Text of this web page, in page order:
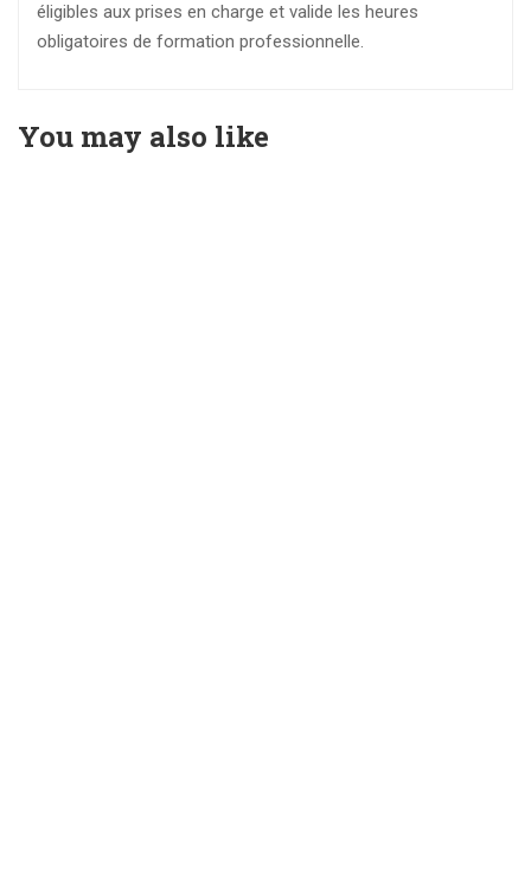
éligibles aux prises en charge et valide les heures
obligatoires de formation professionnelle.
You may also like